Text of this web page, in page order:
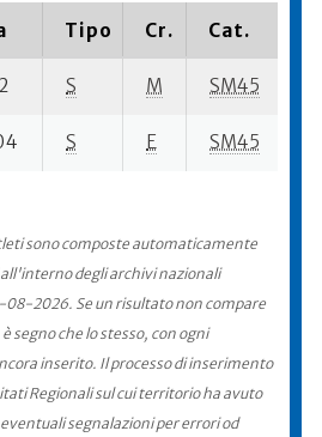
Tipo Cr. Cat.
S M SM45
S E SM45
sono composte automaticamente
degli archivi nazionali
2026. Se un risultato non compare
segno che lo stesso, con ogni
inserito. Il processo di inserimento
Regionali sul cui territorio ha avuto
segnalazioni per errori od